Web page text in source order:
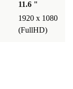
A für
oder
Bluetooth 5.2
11.6 "
1920 x 1080
(FullHD)